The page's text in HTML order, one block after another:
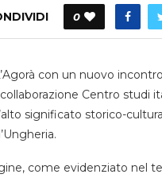
0
con un nuovo
Centro studi
significato storico-
come evidenziato nel